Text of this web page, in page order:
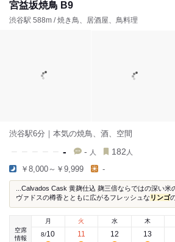
宮益坂焼鳥 B9
渋谷駅 588m / 焼き鳥、居酒屋、鳥料理
渋谷駅6分｜本気の焼鳥、酒、空間
- - 人 182 人
￥8,000～￥9,999 -
...Calvados Cask 黄麹仕込 麹三倍ならではの深い
ヴァドスの樽香とともに広がるフレッシュな リンゴ
空席
情報
月
8/10
火
11
水
12
木
13